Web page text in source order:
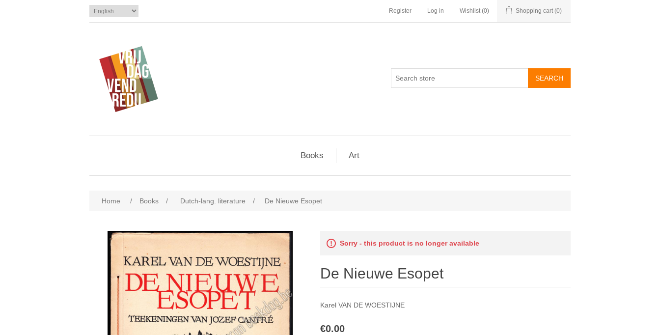
Register Log in Wishlist (0) Shopping cart (0)
Books Art
Home / Books / Dutch-lang. literature / De Nieuwe Esopet
Sorry - this product is no longer available
De Nieuwe Esopet
Karel VAN DE WOESTIJNE
€0.00